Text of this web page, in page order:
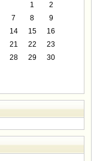
1
2
7 8
9
14 15
16
21 22
23
28 29
30